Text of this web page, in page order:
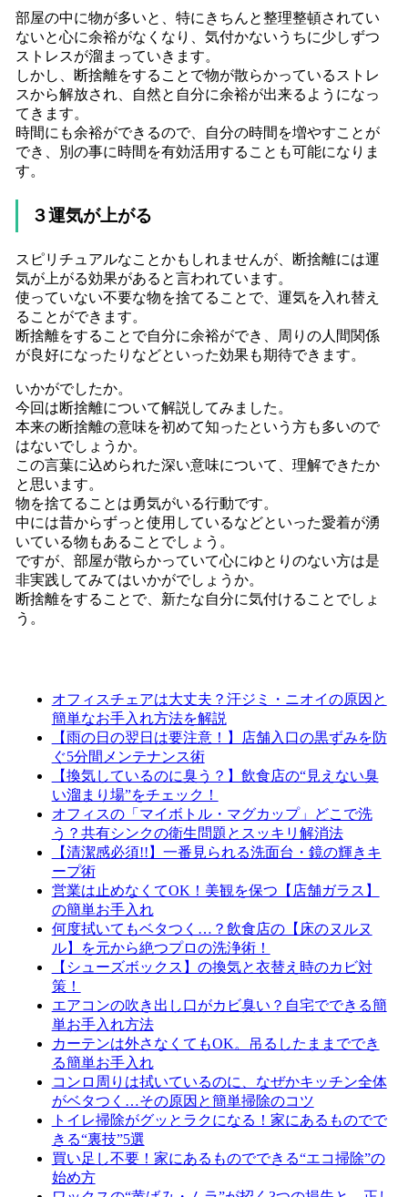
部屋の中に物が多いと、特にきちんと整理整頓されてい
ないと心に余裕がなくなり、気付かないうちに少しずつ
ストレスが溜まっていきます。
しかし、断捨離をすることで物が散らかっているストレ
スから解放され、自然と自分に余裕が出来るようになっ
てきます。
時間にも余裕ができるので、自分の時間を増やすことが
でき、別の事に時間を有効活用することも可能になりま
す。
３運気が上がる
スピリチュアルなことかもしれませんが、断捨離には運
気が上がる効果があると言われています。
使っていない不要な物を捨てることで、運気を入れ替え
ることができます。
断捨離をすることで自分に余裕ができ、周りの人間関係
が良好になったりなどといった効果も期待できます。
いかがでしたか。
今回は断捨離について解説してみました。
本来の断捨離の意味を初めて知ったという方も多いので
はないでしょうか。
この言葉に込められた深い意味について、理解できたか
と思います。
物を捨てることは勇気がいる行動です。
中には昔からずっと使用しているなどといった愛着が湧
いている物もあることでしょう。
ですが、部屋が散らかっていて心にゆとりのない方は是
非実践してみてはいかがでしょうか。
断捨離をすることで、新たな自分に気付けることでしょ
う。
オフィスチェアは大丈夫？汗ジミ・ニオイの原因と
簡単なお手入れ方法を解説
【雨の日の翌日は要注意！】店舗入口の黒ずみを防
ぐ5分間メンテナンス術
【換気しているのに臭う？】飲食店の“見えない臭
い溜まり場”をチェック！
オフィスの「マイボトル・マグカップ」どこで洗
う？共有シンクの衛生問題とスッキリ解消法
【清潔感必須!!】一番見られる洗面台・鏡の輝きキ
ープ術
営業は止めなくてOK！美観を保つ【店舗ガラス】
の簡単お手入れ
何度拭いてもベタつく…？飲食店の【床のヌルヌ
ル】を元から絶つプロの洗浄術！
【シューズボックス】の換気と衣替え時のカビ対
策！
エアコンの吹き出し口がカビ臭い？自宅でできる簡
単お手入れ方法
カーテンは外さなくてもOK。吊るしたままででき
る簡単お手入れ
コンロ周りは拭いているのに、なぜかキッチン全体
がベタつく…その原因と簡単掃除のコツ
トイレ掃除がグッとラクになる！家にあるものでで
きる“裏技”5選
買い足し不要！家にあるものでできる“エコ掃除”の
始め方